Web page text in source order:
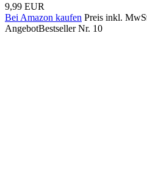
9,99 EUR
Bei Amazon kaufen Preis inkl.
AngebotBestseller Nr. 10